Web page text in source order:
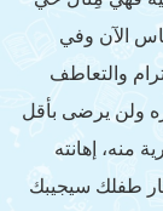
الآن وفي
والتعاطف
ولن يرضى بأقل
منه، إهانته
طفلك سيجيبك